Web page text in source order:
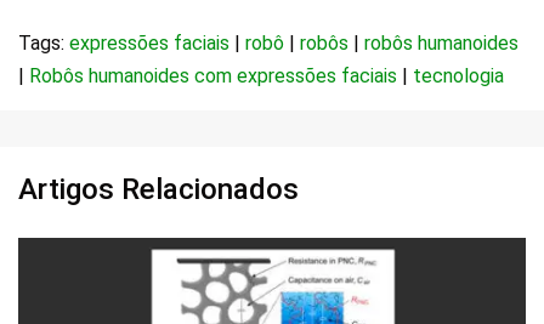
Tags: expressões faciais robô robôs
robôs humanoides
Robôs humanoides com expressões faciais tecnologia
Artigos Relacionados